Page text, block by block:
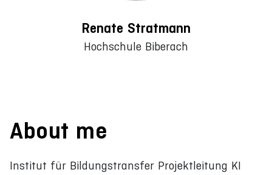
Renate Stratmann
Hochschule Biberach
About me
Institut für Bildungstransfer Projektleitung KI